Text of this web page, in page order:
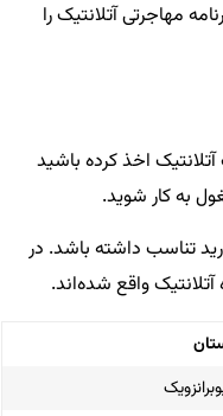
مهاجرتی آتلانتیک را
اخذ کرده باشید
به کار شوید.
تناسب داشته باشد. در
واقع شده‌اند.